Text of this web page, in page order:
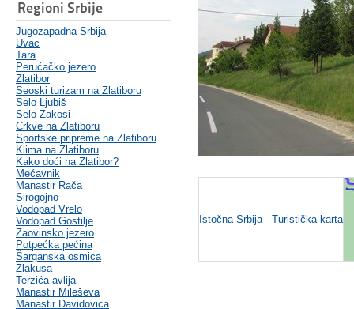
Regioni Srbije
Jugozapadna Srbija
Uvac
Tara
Perućačko jezero
Zlatibor
Seoski turizam na Zlatiboru
Selo Ljubiš
Selo Zakosi
Crkve na Zlatiboru
Sportske pripreme na Zlatiboru
Klima na Zlatiboru
Kako doći na Zlatibor?
Mećavnik
Manastir Rača
Sirogojno
Vodopad Vrelo
Vodopad Gostilje
Zaovinsko jezero
Potpećka pećina
Šarganska osmica
Zlakusa
Terzića avlija
Manastir Mileševa
Manastir Davidovica
Istočna Srbija - Turistička karta